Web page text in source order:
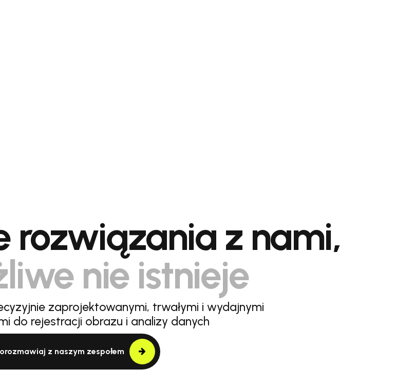
rozwiązania z nami,
nie istnieje
zaprojektowanymi, trwałymi i wydajnymi
do rejestracji obrazu i analizy danych
z naszym zespołem